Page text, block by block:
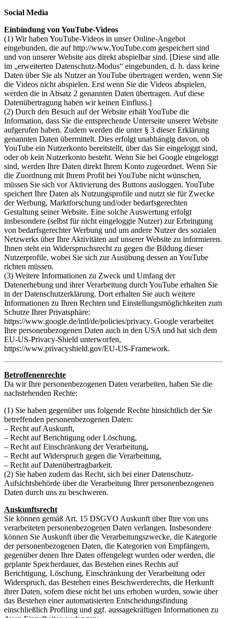
Social Media
Einbindung von YouTube-Videos
(1) Wir haben YouTube-Videos in unser Online-Angebot
eingebunden, die auf http://www.YouTube.com gespeichert sind
und von unserer Website aus direkt abspielbar sind. [Diese sind alle
im „erweiterten Datenschutz-Modus“ eingebunden, d. h. dass keine
Daten über Sie als Nutzer an YouTube übertragen werden, wenn Sie
die Videos nicht abspielen. Erst wenn Sie die Videos abspielen,
werden die in Absatz 2 genannten Daten übertragen. Auf diese
Datenübertragung haben wir keinen Einfluss.]
(2) Durch den Besuch auf der Website erhält YouTube die
Information, dass Sie die entsprechende Unterseite unserer Website
aufgerufen haben. Zudem werden die unter § 3 dieser Erklärung
genannten Daten übermittelt. Dies erfolgt unabhängig davon, ob
YouTube ein Nutzerkonto bereitstellt, über das Sie eingeloggt sind,
oder ob kein Nutzerkonto besteht. Wenn Sie bei Google eingeloggt
sind, werden Ihre Daten direkt Ihrem Konto zugeordnet. Wenn Sie
die Zuordnung mit Ihrem Profil bei YouTube nicht wünschen,
müssen Sie sich vor Aktivierung des Buttons ausloggen. YouTube
speichert Ihre Daten als Nutzungsprofile und nutzt sie für Zwecke
der Werbung, Marktforschung und/oder bedarfsgerechten
Gestaltung seiner Website. Eine solche Auswertung erfolgt
insbesondere (selbst für nicht eingeloggte Nutzer) zur Erbringung
von bedarfsgerechter Werbung und um andere Nutzer des sozialen
Netzwerks über Ihre Aktivitäten auf unserer Website zu informieren.
Ihnen steht ein Widerspruchsrecht zu gegen die Bildung dieser
Nutzerprofile, wobei Sie sich zur Ausübung dessen an YouTube
richten müssen.
(3) Weitere Informationen zu Zweck und Umfang der
Datenerhebung und ihrer Verarbeitung durch YouTube erhalten Sie
in der Datenschutzerklärung. Dort erhalten Sie auch weitere
Informationen zu Ihren Rechten und Einstellungsmöglichkeiten zum
Schutze Ihrer Privatsphäre:
https://www.google.de/intl/de/policies/privacy. Google verarbeitet
Ihre personenbezogenen Daten auch in den USA und hat sich dem
EU-US-Privacy-Shield unterworfen,
https://www.privacyshield.gov/EU-US-Framework.
Betroffenenrechte
Da wir Ihre personenbezogenen Daten verarbeiten, haben Sie die
nachstehenden Rechte:
(1) Sie haben gegenüber uns folgende Rechte hinsichtlich der Sie
betreffenden personenbezogenen Daten:
– Recht auf Auskunft,
– Recht auf Berichtigung oder Löschung,
– Recht auf Einschränkung der Verarbeitung,
– Recht auf Widerspruch gegen die Verarbeitung,
– Recht auf Datenübertragbarkeit.
(2) Sie haben zudem das Recht, sich bei einer Datenschutz-
Aufsichtsbehörde über die Verarbeitung Ihrer personenbezogenen
Daten durch uns zu beschweren.
Auskunftsrecht
Sie können gemäß Art. 15 DSGVO Auskunft über Ihre von uns
verarbeiteten personenbezogenen Daten verlangen. Insbesondere
können Sie Auskunft über die Verarbeitungszwecke, die Kategorie
der personenbezogenen Daten, die Kategorien von Empfängern,
gegenüber denen Ihre Daten offengelegt wurden oder werden, die
geplante Speicherdauer, das Bestehen eines Rechts auf
Berichtigung, Löschung, Einschränkung der Verarbeitung oder
Widerspruch, das Bestehen eines Beschwerderechts, die Herkunft
ihrer Daten, sofern diese nicht bei uns erhoben wurden, sowie über
das Bestehen einer automatisierten Entscheidungsfindung
einschließlich Profiling und ggf. aussagekräftigen Informationen zu